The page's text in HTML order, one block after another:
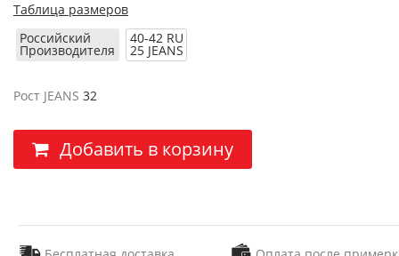
Таблица размеров
Российский
Производителя
40-42 RU
25 JEANS
Рост JEANS 32
Добавить в корзину